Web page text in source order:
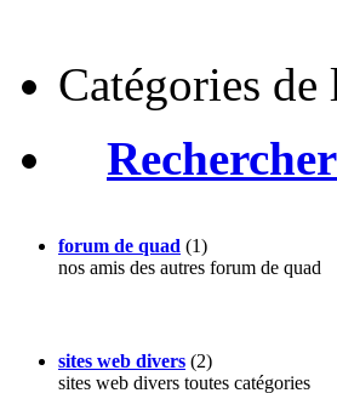
Catégories de
forum de quad (1)
nos amis des autres forum de quad
sites web divers (2)
sites web divers toutes catégories